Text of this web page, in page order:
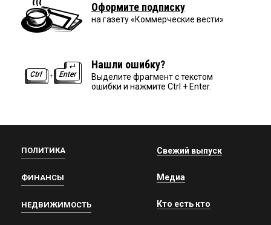
Оформите подписку
на газету «Коммерческие вести»
Нашли ошибку?
Выделите фрагмент с текстом
ошибки и нажмите Ctrl + Enter.
ПОЛИТИКА
ФИНАНСЫ
НЕДВИЖИМОСТЬ
Свежий выпуск
Медиа
Кто есть кто